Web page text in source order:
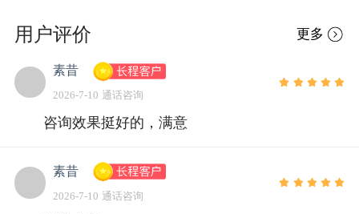
用户评价 更多
素昔
2026-7-10 通话咨询
咨询效果挺好的，满意
素昔
2026-7-10 通话咨询